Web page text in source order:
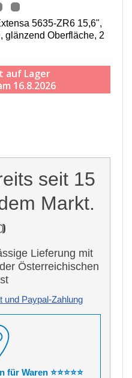
5635-ZR6 15,6",
g länzend Oberfläche, 2
auf Lager
16.8.2026
seit 15
Markt.
Lieferung mit
Österreichischen
und Paypal-Zahlung
Waren ⭐⭐⭐⭐⭐